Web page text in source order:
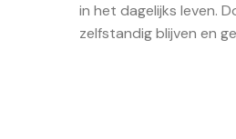
in het dagelijks leven.
zelfstandig blijven en